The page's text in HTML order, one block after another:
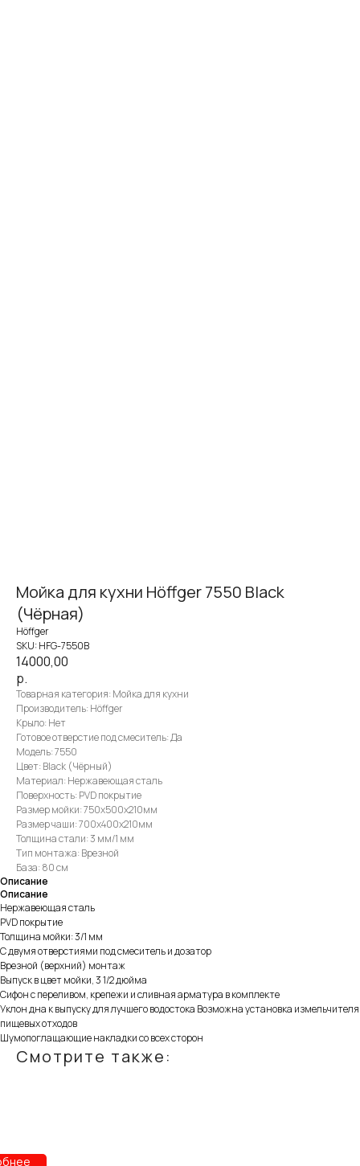
Мойка для кухни Höffger 7550 Black
(Чёрная)
Höffger
SKU:HFG-7550B
14000,00
р.
Товарная категория: Мойка для кухни
Производитель: Höffger
Крыло: Нет
Готовое отверстие под смеситель: Да
Модель: 7550
Цвет: Black (Чёрный)
Материал: Нержавеющая сталь
Поверхность: PVD покрытие
Размер мойки: 750х500х210мм
Размер чаши: 700х400х210мм
Толщина стали: 3 мм/1 мм
Тип монтажа: Врезной
База: 80 см
Описание
Описание
Нержавеющая сталь
PVD покрытие
Толщина мойки: 3/1 мм
С двумя отверстиями под смеситель и дозатор
Врезной (верхний) монтаж
Выпуск в цвет мойки, 3 1/2 дюйма
Сифон с переливом, крепежи и сливная арматура в комплекте
Уклон дна к выпуску для лучшего водостока Возможна установка измельчителя
пищевых отходов
Шумопоглащающие накладки со всех сторон
Смотрите также: